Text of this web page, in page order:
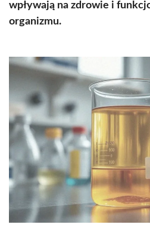
wpływają na zdrowie i
organizmu.